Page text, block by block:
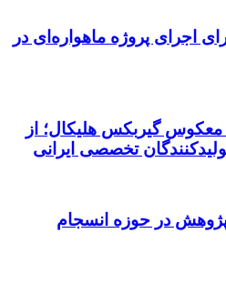
اجرای پروژه ماهواره‌ای در
گیربکس هلیکال؛ از
۲۵ سال پژوهش در حوزه انسجام